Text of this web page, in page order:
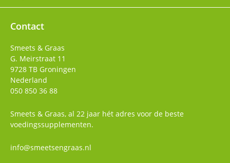
Contact
Smeets & Graas
G. Meirstraat 11
9728 TB Groningen
Nederland
050 850 36 88
Smeets & Graas, al 22 jaar hét adres voor de beste
voedingssupplementen.
info@smeetsengraas.nl